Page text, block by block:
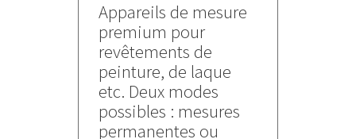
Appareils de mesure
premium pour
revêtements de
peinture, de laque
etc. Deux modes
possibles : mesures
permanentes ou